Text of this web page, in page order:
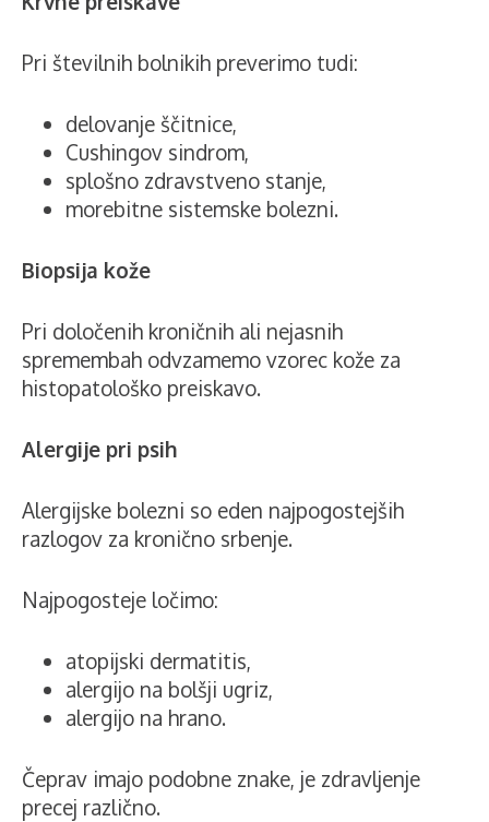
Pri številnih bolnikih preverimo tudi:
delovanje ščitnice,
Cushingov sindrom,
splošno zdravstveno stanje,
morebitne sistemske bolezni.
Biopsija kože
Pri določenih kroničnih ali nejasnih
spremembah odvzamemo vzorec kože za
histopatološko preiskavo.
Alergije pri psih
Alergijske bolezni so eden najpogostejših
razlogov za kronično srbenje.
Najpogosteje ločimo:
atopijski dermatitis,
alergijo na bolšji ugriz,
alergijo na hrano.
Čeprav imajo podobne znake, je zdravljenje
precej različno.